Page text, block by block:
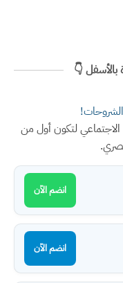
بالأسفل 👇
الاجتماعي لتكون أول من
انضم الآن
انضم الآن